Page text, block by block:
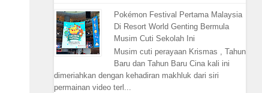
Pokémon Festival Pertama Malaysia
Di Resort World Genting Bermula
Musim Cuti Sekolah Ini
Musim cuti perayaan Krismas , Tahun
Baru dan Tahun Baru Cina kali ini
dimeriahkan dengan kehadiran makhluk dari siri
permainan video terl...